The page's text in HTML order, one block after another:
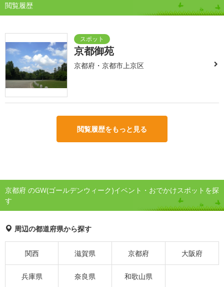
閲覧履歴
京都御苑
京都府・京都市上京区
閲覧履歴をもっと見る
京都府 のGW(ゴールデンウィーク)イベント・おでかけスポットを探
す
周辺の都道府県から探す
関西 滋賀県 京都府 大阪府
兵庫県 奈良県 和歌山県